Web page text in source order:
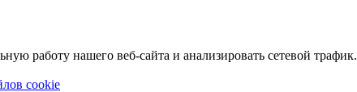
работу нашего веб-сайта и анализировать сетевой трафик.
cookie